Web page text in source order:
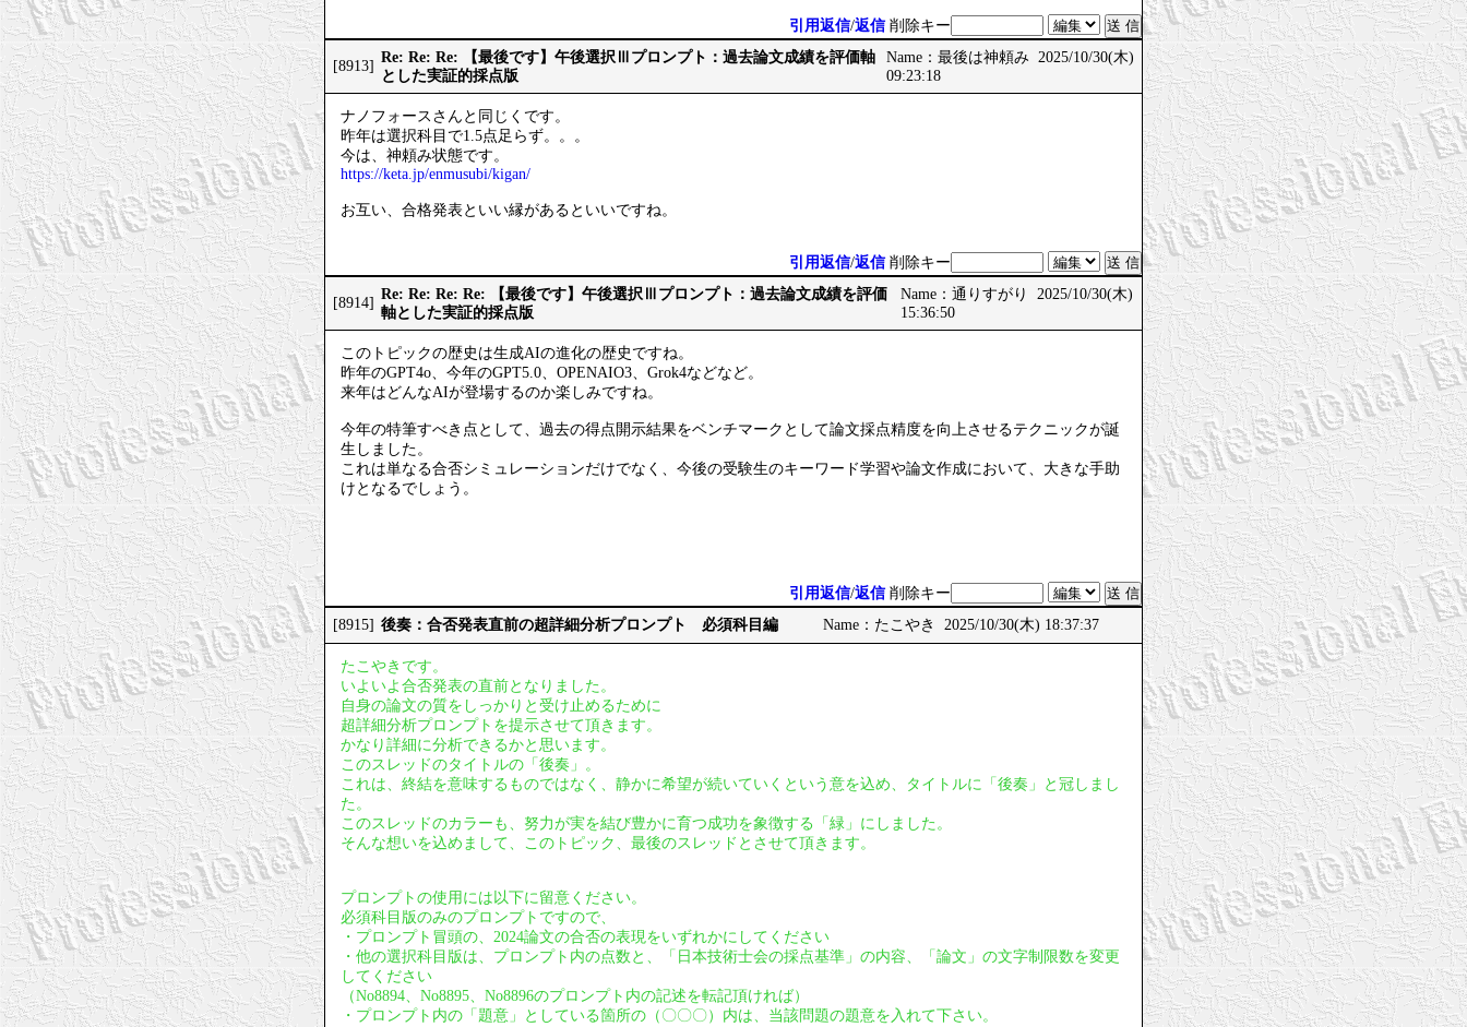
引用返信/返信 削除キー
[8913]
Re: Re: Re: 【最後です】午後選択Ⅲプロンプト：過去論文成績を評価軸
とした実証的採点版
Name：最後は神頼み 2025/10/30(木)
09:23:18
ナノフォースさんと同じくです。
昨年は選択科目で1.5点足らず。。。
今は、神頼み状態です。
https://keta.jp/enmusubi/kigan/
お互い、合格発表といい縁があるといいですね。
引用返信/返信 削除キー
[8914]
Re: Re: Re: Re: 【最後です】午後選択Ⅲプロンプト：過去論文成績を評価
軸とした実証的採点版
Name：通りすがり 2025/10/30(木)
15:36:50
このトピックの歴史は生成AIの進化の歴史ですね。
昨年のGPT4o、今年のGPT5.0、OPENAIO3、Grok4などなど。
来年はどんなAIが登場するのか楽しみですね。
今年の特筆すべき点として、過去の得点開示結果をベンチマークとして論文採点精度を向上させるテクニックが誕
生しました。
これは単なる合否シミュレーションだけでなく、今後の受験生のキーワード学習や論文作成において、大きな手助
けとなるでしょう。
引用返信/返信 削除キー
[8915] 後奏：合否発表直前の超詳細分析プロンプト 必須科目編 Name：たこやき 2025/10/30(木) 18:37:37
たこやきです。
いよいよ合否発表の直前となりました。
自身の論文の質をしっかりと受け止めるために
超詳細分析プロンプトを提示させて頂きます。
かなり詳細に分析できるかと思います。
このスレッドのタイトルの「後奏」。
これは、終結を意味するものではなく、静かに希望が続いていくという意を込め、タイトルに「後奏」と冠しまし
た。
このスレッドのカラーも、努力が実を結び豊かに育つ成功を象徴する「緑」にしました。
そんな想いを込めまして、このトピック、最後のスレッドとさせて頂きます。
プロンプトの使用には以下に留意ください。
必須科目版のみのプロンプトですので、
・プロンプト冒頭の、2024論文の合否の表現をいずれかにしてください
・他の選択科目版は、プロンプト内の点数と、「日本技術士会の採点基準」の内容、「論文」の文字制限数を変更
してください
（No8894、No8895、No8896のプロンプト内の記述を転記頂ければ）
・プロンプト内の「題意」としている箇所の（〇〇〇）内は、当該問題の題意を入れて下さい。